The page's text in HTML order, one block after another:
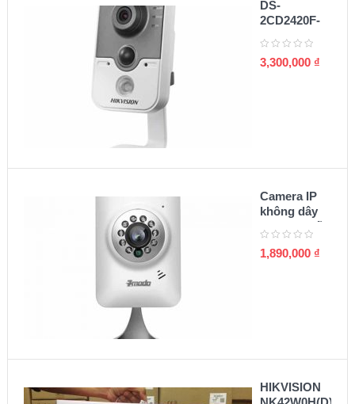
DS-
2CD2420F-
cube IP 2MP
3,300,000 ₫
Camera IP
không dây
Zmodo chất
lượng 720p
1,890,000 ₫
HIKVISION